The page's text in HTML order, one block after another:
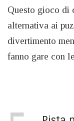
Questo gioco di
alternativa ai
divertimento
fanno gare con